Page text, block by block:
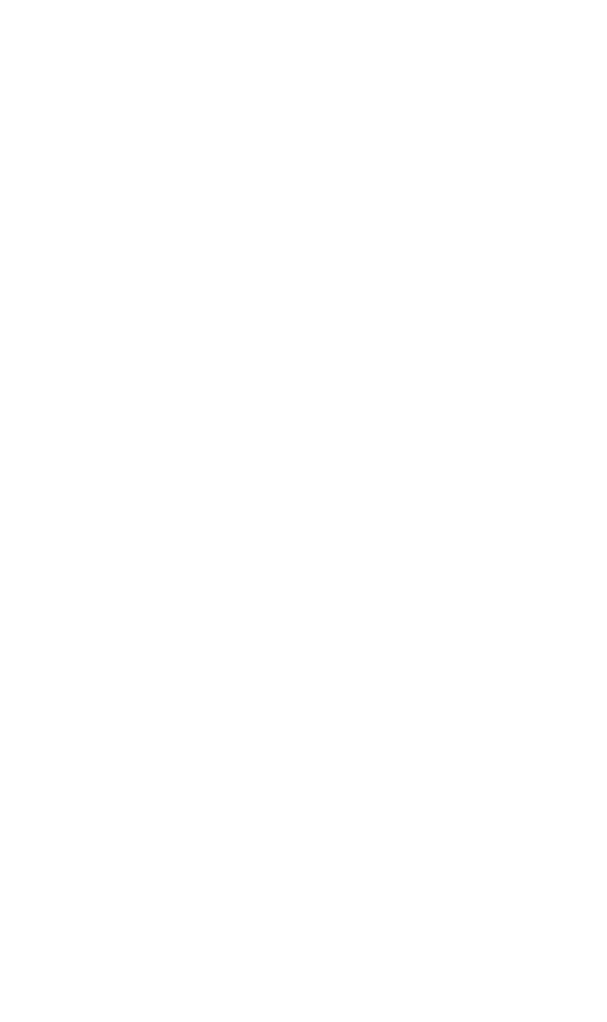
라 입는 스포츠브라 패키지
핏부터 흔들림을 탄탄하게 잡아주는 서포트까
춰 선택할 수 있는 구성으로 준비했습니다.